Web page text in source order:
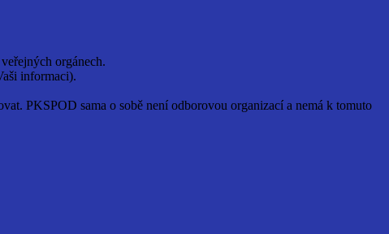
orgánech.
informaci).
PKSPOD sama o sobě není odborovou organizací a nemá k tomuto